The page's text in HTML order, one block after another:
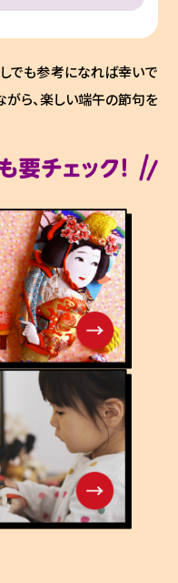
でも参考になれば幸いで
ら、楽しい端午の節句を